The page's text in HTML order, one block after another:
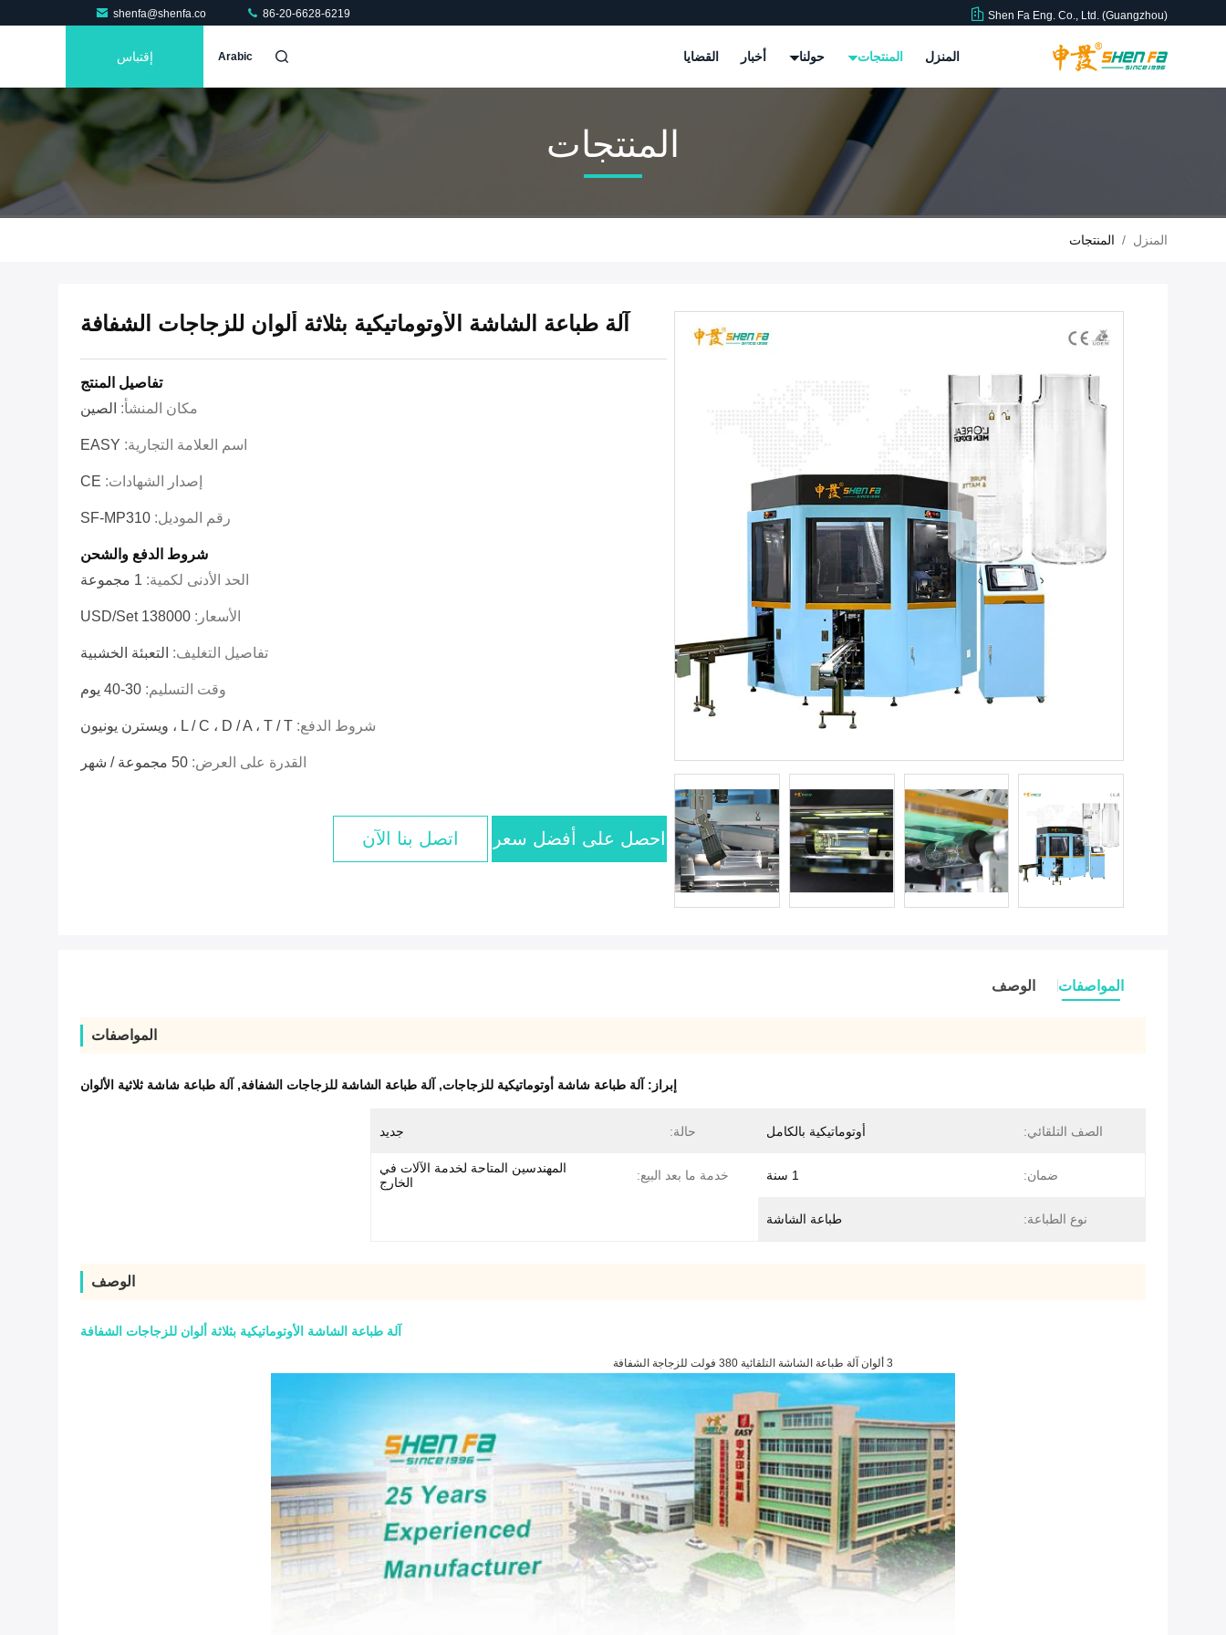
Shen Fa Eng. Co., Ltd. (Guangzhou)
shenfa@shenfa.co 86-20-6628-6219
المنزل المنتجات حولنا أخبار القضايا Arabic إقتباس
المنتجات
المنزل / المنتجات
آلة طباعة الشاشة الأوتوماتيكية بثلاثة ألوان للزجاجات الشفافة
تفاصيل المنتج
مكان المنشأ: الصين
اسم العلامة التجارية: EASY
إصدار الشهادات: CE
رقم الموديل: SF-MP310
شروط الدفع والشحن
الحد الأدنى لكمية: 1 مجموعة
الأسعار: 138000 USD/Set
تفاصيل التغليف: التعبئة الخشبية
وقت التسليم: 30-40 يوم
شروط الدفع: L / C ، D / A ، T / T ، ويسترن يونيون
القدرة على العرض: 50 مجموعة / شهر
احصل على أفضل سعر اتصل بنا الآن
المواصفات الوصف
المواصفات
إبراز: آلة طباعة شاشة أوتوماتيكية للزجاجات, آلة طباعة الشاشة للزجاجات الشفافة, آلة طباعة شاشة ثلاثية الألوان
الصف التلقائي: أوتوماتيكية بالكامل حالة: جديد
ضمان: 1 سنة خدمة ما بعد البيع:
المهندسين المتاحة لخدمة الآلات في
الخارج
نوع الطباعة: طباعة الشاشة
الوصف
آلة طباعة الشاشة الأوتوماتيكية بثلاثة ألوان للزجاجات الشفافة
3 ألوان آلة طباعة الشاشة التلقائية 380 فولت للزجاجة الشفافة